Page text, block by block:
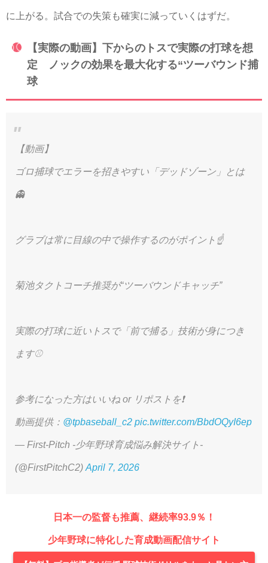
に上がる。試合での失策も確実に減っていくはずだ。
【実際の動画】下からのトスで実際の打球を想
定 ノックの効果を最大化する“ツーバウンド捕
球
【動画】
ゴロ捕球でエラーを招きやすい「デッドゾーン」とは
👻
グラブは常に目線の中で操作するのがポイント☝️
菊池タクトコーチ推奨が“ツーバウンドキャッチ”
実際の打球に近いトスで「前で捕る」技術が身につき
ます⚾️
参考になった方はいいね or リポストを❗️
動画提供： @tpbaseball_c2 pic.twitter.com/BbdOQyI6ep
— First-Pitch -少年野球育成悩み解決サイト-
(@FirstPitchC2) April 7, 2026
日本一の監督も推薦、継続率93.9％！
少年野球に特化した育成動画配信サイト